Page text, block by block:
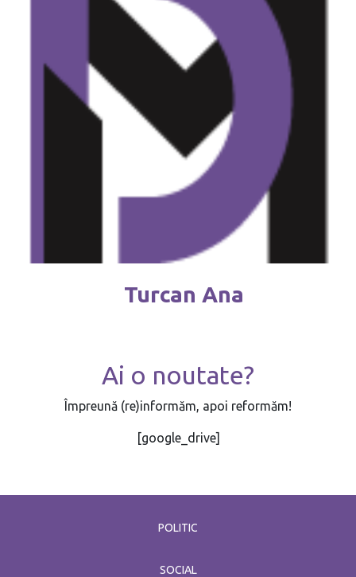
august 9 / 2025
Turcan Ana
Ai o noutate?
Împreună (re)informăm, apoi reformăm!
[google_drive]
POLITIC
SOCIAL